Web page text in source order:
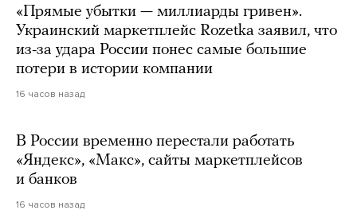
«Прямые убытки — миллиарды гривен».
Украинский маркетплейс Rozetka заявил, что
из-за удара России понес самые большие
потери в истории компании
16 часов назад
В России временно перестали работать
«Яндекс», «Макс», сайты маркетплейсов
и банков
16 часов назад